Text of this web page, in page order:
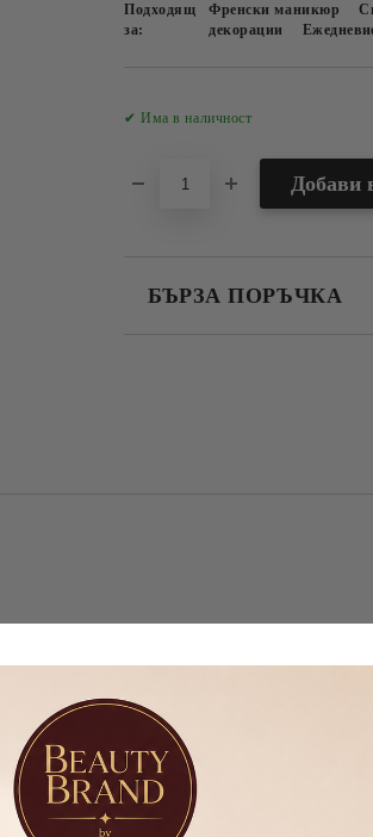
Подходящ
за:
Френски маникюр
декорации
✔ Има в наличност
БЪРЗА ПОРЪЧКА